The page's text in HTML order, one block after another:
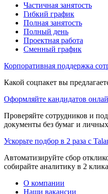
Частичная занятость
Гибкий график
Полная занятость
Полный день
Проектная работа
Сменный график
Корпоративная поддержка
Какой соцпакет вы
Оформляйте кандидатов
Проверяйте сотрудников и
документы без бумаг и
Ускорьте подбор в 2 раза с
Автоматизируйте сбор
собирайте аналитику в 2 клика
О компании
Наши вакансии